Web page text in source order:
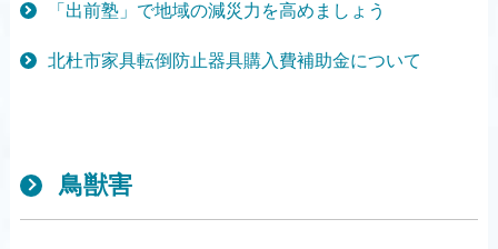
「出前塾」で地域の減災力を高めましょう
北杜市家具転倒防止器具購入費補助金について
鳥獣害